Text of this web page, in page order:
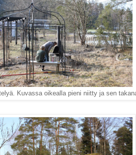
Kuvassa oikealla pieni niitty ja sen